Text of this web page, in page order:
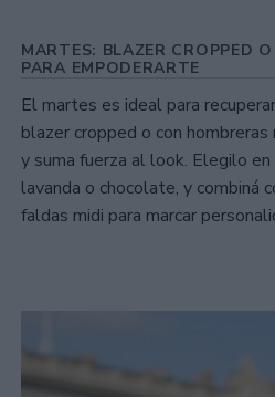
MARTES: BLAZER CROPPED
PARA EMPODERARTE
El martes es ideal para
blazer cropped o con
y suma fuerza al look. Elegilo
lavanda o chocolate, y combiná
faldas midi para marcar